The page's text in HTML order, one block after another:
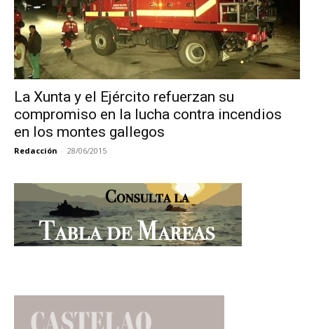
La Xunta y el Ejército refuerzan su
compromiso en la lucha contra incendios
en los montes gallegos
Redacción - 28/06/2015